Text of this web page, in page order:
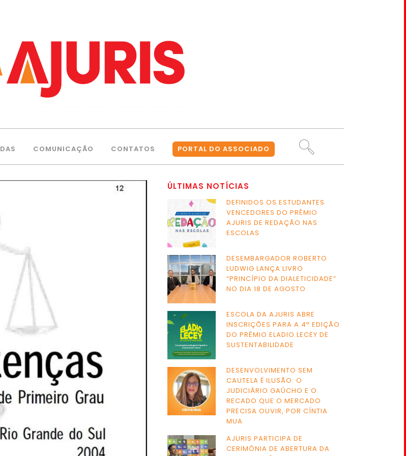
DAS COMUNICAÇÃO CONTATOS PORTAL DO ASSOCIADO
ÚLTIMAS NOTÍCIAS
DEFINIDOS OS ESTUDANTES
VENCEDORES DO PRÊMIO
AJURIS DE REDAÇÃO NAS
ESCOLAS
DESEMBARGADOR ROBERTO
LUDWIG LANÇA LIVRO
“PRINCÍPIO DA DIALETICIDADE”
NO DIA 18 DE AGOSTO
ESCOLA DA AJURIS ABRE
INSCRIÇÕES PARA A 4ª EDIÇÃO
DO PRÊMIO ELADIO LECEY DE
SUSTENTABILIDADE
DESENVOLVIMENTO SEM
CAUTELA É ILUSÃO: O
JUDICIÁRIO GAÚCHO E O
RECADO QUE O MERCADO
PRECISA OUVIR, POR CÍNTIA
MUA
AJURIS PARTICIPA DE
CERIMÔNIA DE ABERTURA DA